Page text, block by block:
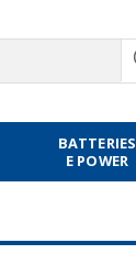
BATTERIES
E POWER